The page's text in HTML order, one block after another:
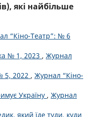
які найбільше
“Кіно-Театр”: № 6
№ 1, 2023 , Журнал
5, 2022 , Журнал “Кіно-
Україну , Журнал
який їде туди, куди